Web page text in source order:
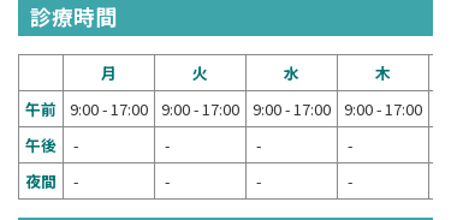
診療時間
月 火 水
木
午前
9:00 - 17:00 9:00 - 17:00 9:00 - 17:00 9:00 - 17:00
午後
- - - -
夜間
- - - -